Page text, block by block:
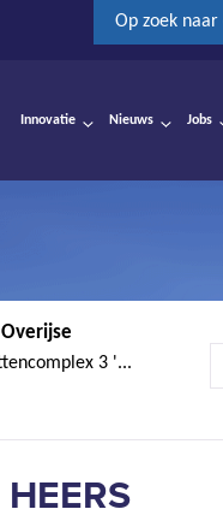
Op zoek
Innovatie Nieuws Jobs
3 '...